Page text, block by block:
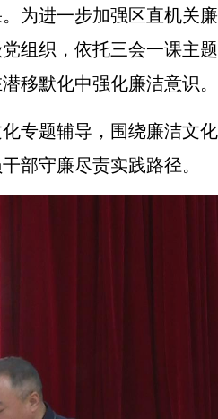
为进一步加强区直机关
组织，依托三会一课主
移默化中强化廉洁意识
专题辅导，围绕廉洁文
部守廉尽责实践路径。